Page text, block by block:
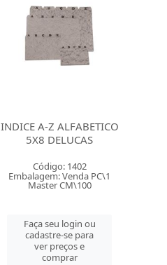
INDICE A-Z ALFABETICO
5X8 DELUCAS
Código: 1402
Embalagem: Venda PC\1
Master CM\100
Faça seu login ou
cadastre-se para
ver preços e
comprar